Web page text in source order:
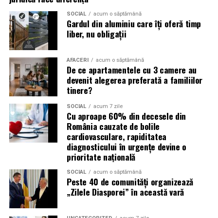
reducerea acumulării de reziduuri;
protejarea filtrului de particule;
funcționarea eficientă a sistemului antipoluare.
Acest aspect este esențial pentru reducerea riscului
unor reparații costisitoare.
Avantajele Ravenol VMP USVO 5W30
Printre cele mai importante avantaje se numără:
tehnologie USVO;
stabilitate termică ridicată;
rezistență la oxidare;
protecție împotriva uzurii;
reducerea depunerilor;
SOCIAL acum o săptămână
Gardul din aluminiu care îți oferă timp
liber, nu obligații
AFACERI acum o săptămână
De ce apartamentele cu 3 camere au
devenit alegerea preferată a familiilor
tinere?
SOCIAL acum 7 zile
Cu aproape 60% din decesele din
România cauzate de bolile
cardiovasculare, rapiditatea
diagnosticului în urgențe devine o
prioritate națională
SOCIAL acum o săptămână
Peste 40 de comunități organizează
„Zilele Diasporei” în această vară